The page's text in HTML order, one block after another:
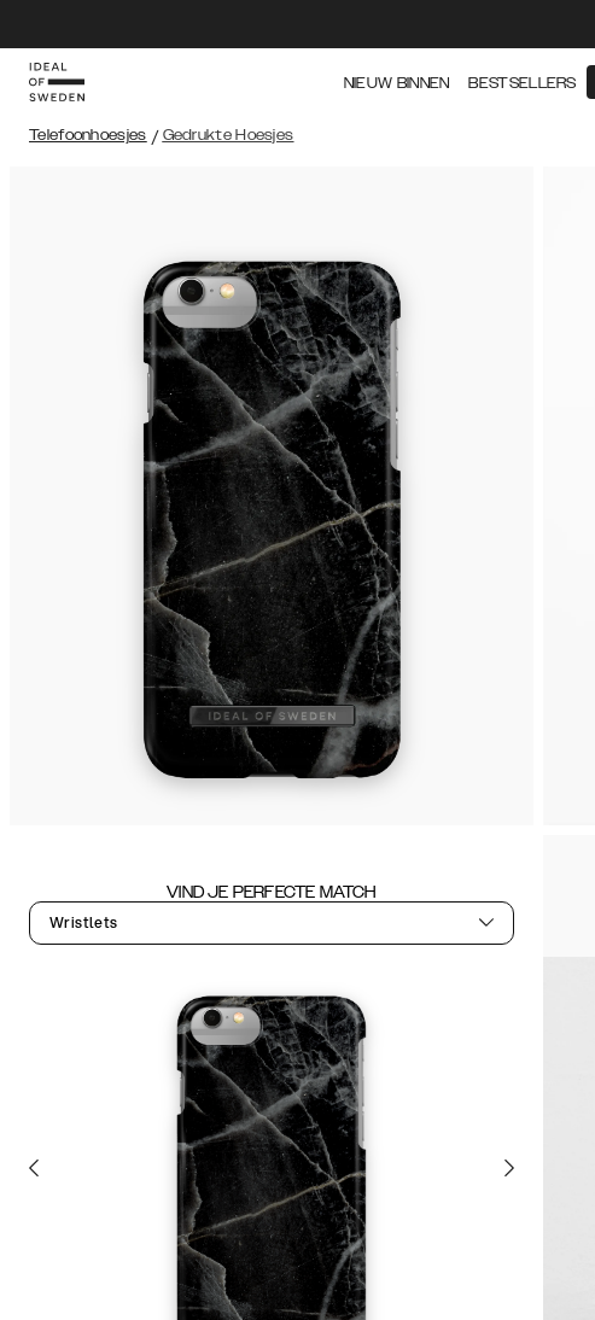
NIEUW BINNEN BESTSELLERS
Telefoonhoesjes / Gedrukte Hoesjes
VIND JE PERFECTE MATCH
Wristlets